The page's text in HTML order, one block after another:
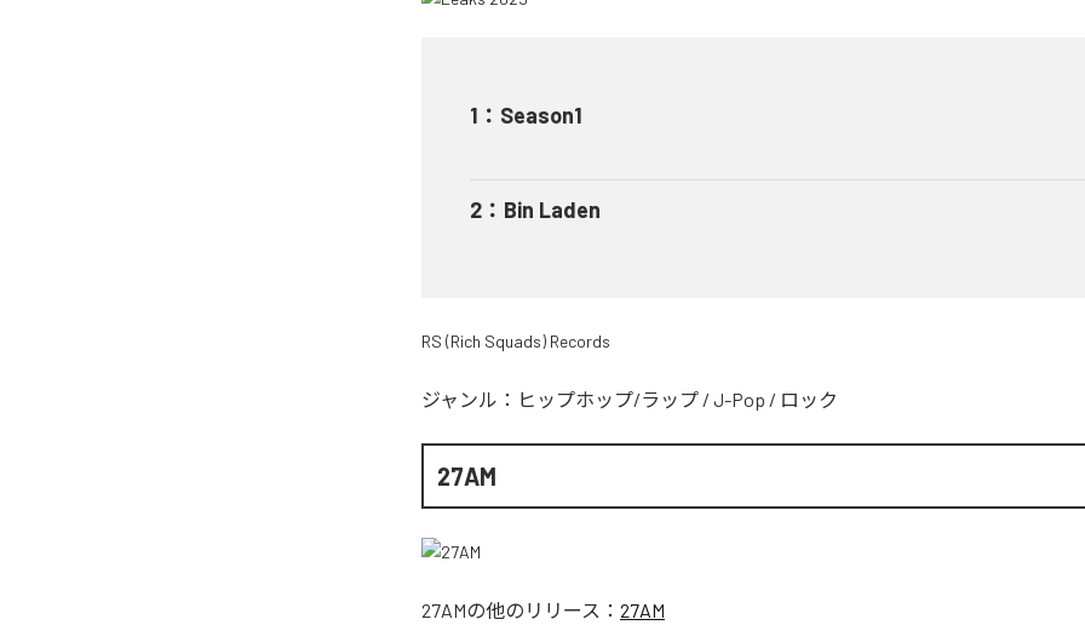
1 ： Season1
2 ： Bin Laden
RS (Rich Squads) Records
ジャンル： ヒップホップ/ラップ / J-Pop / ロック
27AM
27AMの他のリリース： 27AM